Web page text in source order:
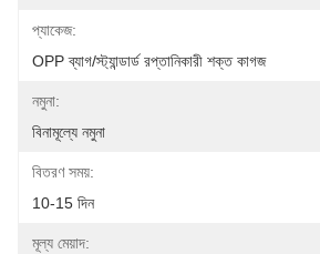
প্যাকেজ:
OPP ব্যাগ/স্ট্যান্ডার্ড রপ্তানিকারী শক্ত কাগজ
নমুনা:
বিনামূল্যে নমুনা
বিতরণ সময়:
10-15 দিন
মূল্য মেয়াদ: